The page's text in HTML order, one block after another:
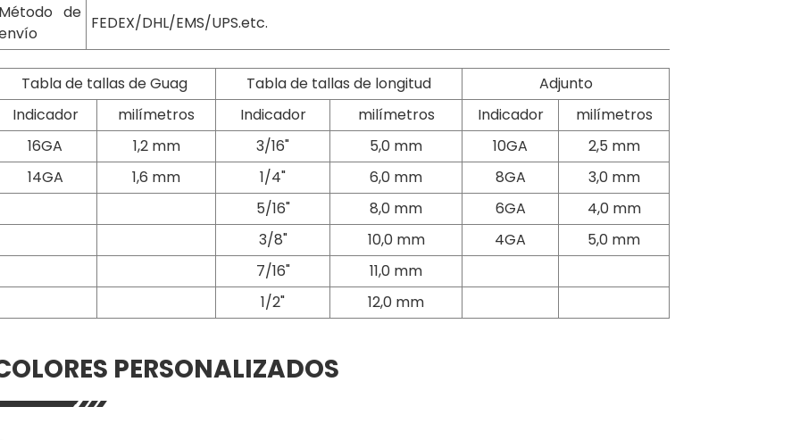
Método de
FEDEX/DHL/EMS/UPS.etc.
Tabla de tallas de Guag Tabla de tallas de longitud
Adjunto
Indicador
milímetros Indicador milímetros Indicador
milímetros
16GA
1,2 mm 3/16" 5,0 mm 10GA
2,5 mm
14GA
1,6 mm 1/4" 6,0 mm 8GA
3,0 mm
5/16"
8,0 mm 6GA
4,0 mm
3/8"
10,0 mm 4GA
5,0 mm
7/16"
11,0 mm
1/2"
12,0 mm
PERSONALIZADOS